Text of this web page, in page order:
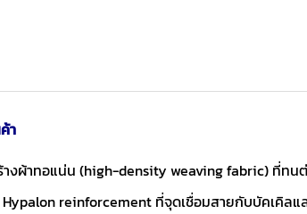
า
างผ้าทอแน่น (high-density weaving fabric) ที่ทน
reinforcement ที่จุดเชื่อมสายกับบัคเคิลแ